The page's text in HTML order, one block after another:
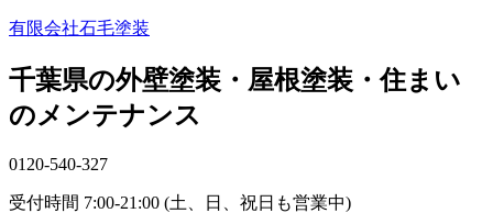
有限会社石毛塗装
千葉県の外壁塗装・屋根塗装・住まい
のメンテナンス
0120-540-327
受付時間 7:00-21:00 (土、日、祝日も営業中)